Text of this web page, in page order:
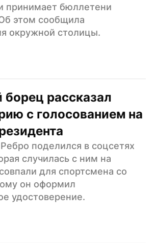
принимает бюллетени
этом сообщила
окружной столицы.
борец рассказал
с голосованием на
поделился в соцсетях
случилась с ним на
для спортсмена со
он оформил
удостоверение.